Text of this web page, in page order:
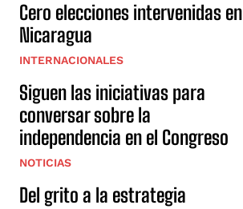
Cero elecciones intervenidas en
Nicaragua
INTERNACIONALES
Siguen las iniciativas para
conversar sobre la
independencia en el Congreso
NOTICIAS
Del grito a la estrategia